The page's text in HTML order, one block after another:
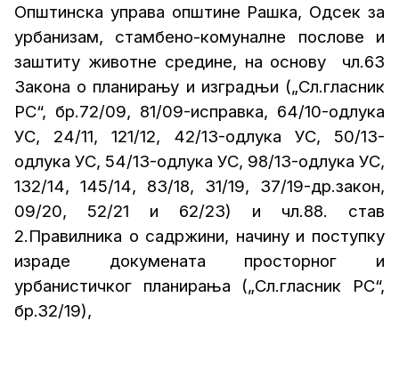
Општинска управа општине Рашка, Одсек за
урбанизам, стамбено-комуналне послове и
заштиту животне средине, на основу
чл.63
Закона о планирању и изградњи („Сл.гласник
РС“, бр.72/09, 81/09-исправка, 64/10-одлука
УС, 24/11, 121/12, 42/13-одлука УС, 50/13-
одлука УС, 54/13-одлука УС, 98/13-одлука УС,
132/14, 145/14, 83/18, 31/19, 37/19-др.закон,
09/20, 52/21 и 62/23) и чл.88. став
2.Правилника о садржини, начину и поступку
израде докумената просторног и
урбанистичког планирања („Сл.гласник РС“,
бр.32/19),